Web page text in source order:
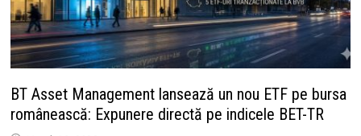
BT Asset Management lansează un nou ETF pe bursa
românească: Expunere directă pe indicele BET-TR